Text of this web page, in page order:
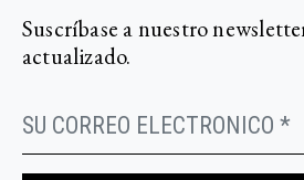
Suscríbase a nuestro
actualizado.